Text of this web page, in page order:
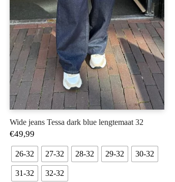
Wide jeans Tessa dark blue lengtemaat 32
€49,99
26-32 27-32 28-32 29-32 30-32
31-32 32-32